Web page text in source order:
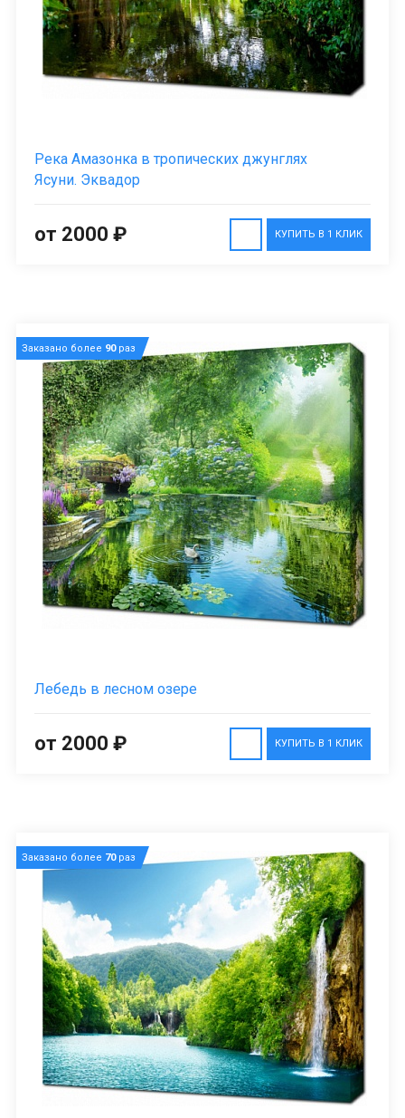
Река Амазонка в тропических джунглях
Ясуни. Эквадор
КУПИТЬ В 1 КЛИК
от 2000 ₽
Заказано более 90раз
Лебедь в лесном озере
КУПИТЬ В 1 КЛИК
от 2000 ₽
Заказано более 70раз